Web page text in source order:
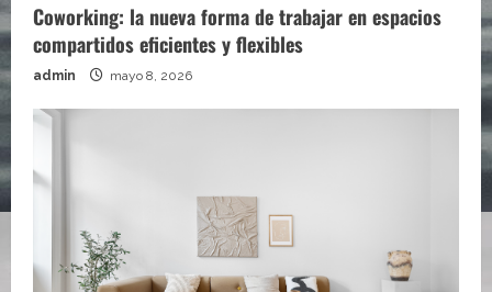
Coworking: la nueva forma de trabajar en espacios
compartidos eficientes y flexibles
admin mayo 8, 2026